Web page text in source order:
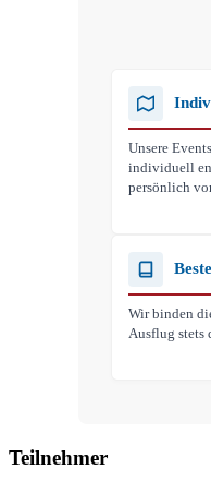
Unsere
individuell
persönlich
Wir binden
Ausflug stets
Teilnehmer